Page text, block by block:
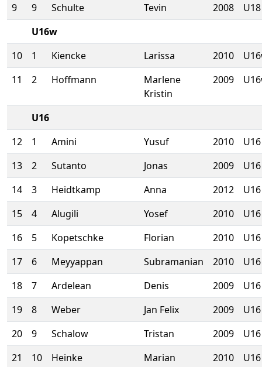
9
9 Schulte Tevin 2008
U18
U16w
10
1 Kiencke Larissa 2010
11
2 Hoffmann
Marlene
Kristin
2009
U16
12
1 Amini Yusuf 2010
U16
13
2 Sutanto Jonas 2009
U16
14
3 Heidtkamp Anna 2012
U16
15
4 Alugili Yosef 2010
U16
16
5 Kopetschke Florian 2010
U16
17
6 Meyyappan Subramanian 2010
U16
18
7 Ardelean Denis 2009
U16
19
8 Weber Jan Felix 2009
U16
20
9 Schalow Tristan 2009
U16
21
10 Heinke Marian 2010
U16